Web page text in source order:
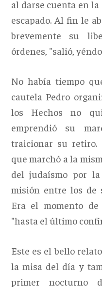
al darse cuenta en
escapado. Al fin le
brevemente su
órdenes, "salió,
No había tiempo
cautela Pedro
los Hechos no
emprendió su
traicionar su retiro.
que marchó a la
del judaísmo por
misión entre los de
Era el momento
"hasta el último
Este es el bello
la misa del día y
primer nocturno